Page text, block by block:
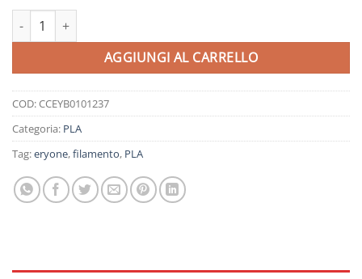
Pla Eryone 1,75mm 1KG Milky White quantità
AGGIUNGI AL CARRELLO
COD:CCEYB0101237
Categoria: PLA
Tag:eryone,filamento, PLA